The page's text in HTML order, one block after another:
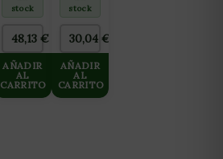
BLANDAS
10L
stock
48,13€
AÑADIR
AL
CARRITO
stock
30,04 €
AÑADIR
AL
CARRITO